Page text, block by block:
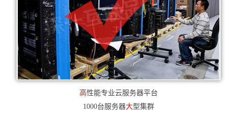
高性能专业云服务器平台
1000台服务器大型集群